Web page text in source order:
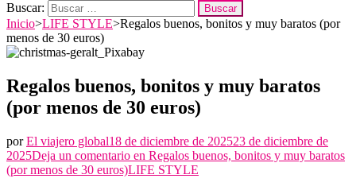
Buscar:
Inicio>LIFE STYLE>Regalos buenos, bonitos y muy baratos (por
menos de 30 euros)
Regalos buenos, bonitos y muy baratos
(por menos de 30 euros)
porEl viajero global18 de diciembre de 202523 de diciembre de
2025Deja un comentario en Regalos buenos, bonitos y muy baratos
(por menos de 30 euros)LIFE STYLE